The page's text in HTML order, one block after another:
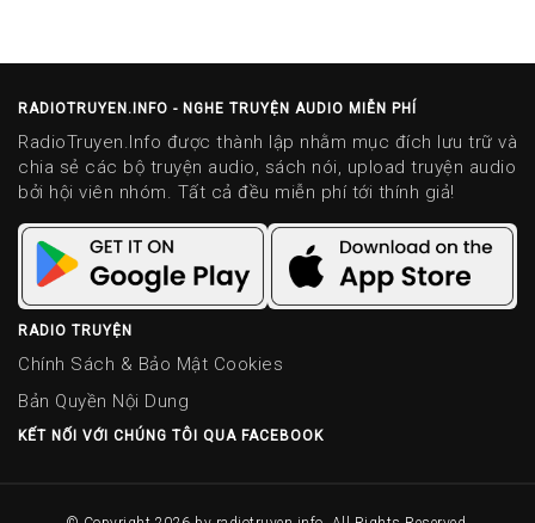
RADIOTRUYEN.INFO - NGHE TRUYỆN AUDIO MIỄN PHÍ
RadioTruyen.Info được thành lập nhằm mục đích lưu trữ và
chia sẻ các bộ truyện audio, sách nói, upload truyện audio
bởi hội viên nhóm. Tất cả đều miễn phí tới thính giả!
RADIO TRUYỆN
Chính Sách & Bảo Mật Cookies
Bản Quyền Nội Dung
KẾT NỐI VỚI CHÚNG TÔI QUA FACEBOOK